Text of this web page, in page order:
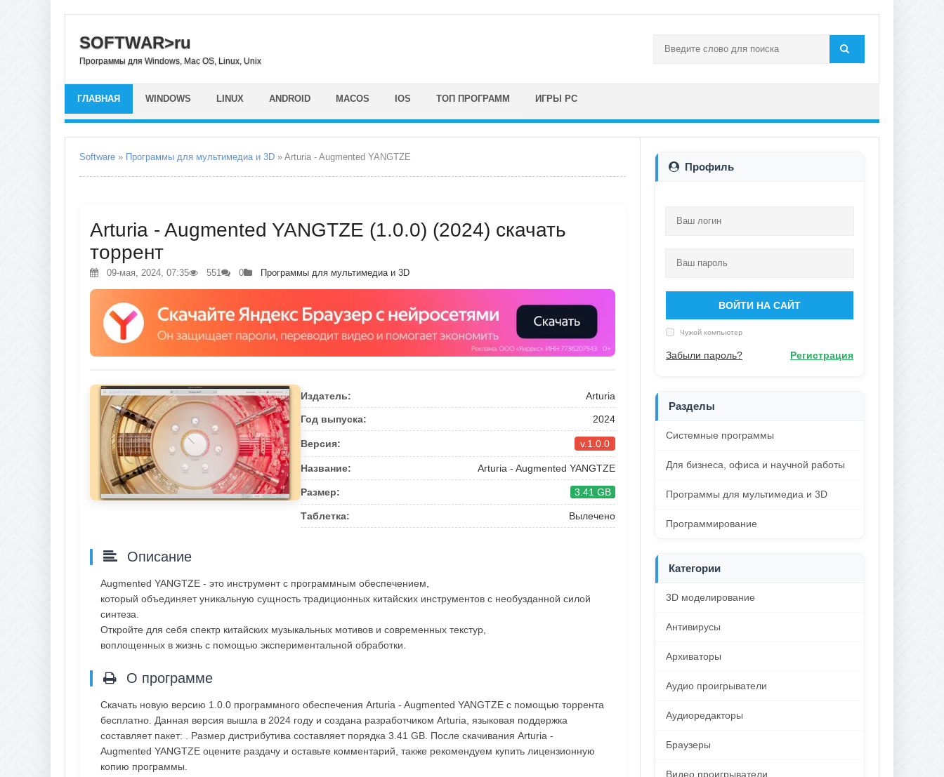
SOFTWAR>ru
Программы для Windows, Mac OS, Linux, Unix
ГЛАВНАЯ WINDOWS LINUX ANDROID MACOS IOS ТОП ПРОГРАММ ИГРЫ PC
Software » Программы для мультимедиа и 3D » Arturia - Augmented YANGTZE
Arturia - Augmented YANGTZE (1.0.0) (2024) скачать
торрент
09-мая, 2024, 07:35 551 0 Программы для мультимедиа и 3D
Издатель: Arturia
Год выпуска: 2024
Версия: v.1.0.0
Название: Arturia - Augmented YANGTZE
Размер: 3.41 GB
Таблетка: Вылечено
Описание
Augmented YANGTZE - это инструмент с программным обеспечением,
который объединяет уникальную сущность традиционных китайских инструментов с необузданной силой
синтеза.
Откройте для себя спектр китайских музыкальных мотивов и современных текстур,
воплощенных в жизнь с помощью экспериментальной обработки.
О программе
Скачать новую версию 1.0.0 программного обеспечения Arturia - Augmented YANGTZE с помощью торрента
бесплатно. Данная версия вышла в 2024 году и создана разработчиком Arturia, языковая поддержка
составляет пакет: . Размер дистрибутива составляет порядка 3.41 GB. После скачивания Arturia -
Augmented YANGTZE оцените раздачу и оставьте комментарий, также рекомендуем купить лицензионную
копию программы.
Профиль
ВОЙТИ НА САЙТ
Чужой компьютер
Забыли пароль? Регистрация
Разделы
Системные программы
Для бизнеса, офиса и научной работы
Программы для мультимедиа и 3D
Программирование
Категории
3D моделирование
Антивирусы
Архиваторы
Аудио проигрыватели
Аудиоредакторы
Браузеры
Видео проигрыватели